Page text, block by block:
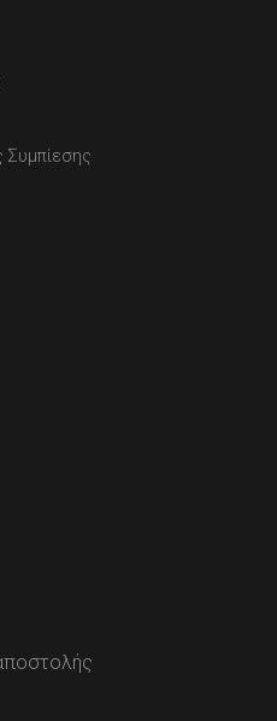
Συμπίεσης